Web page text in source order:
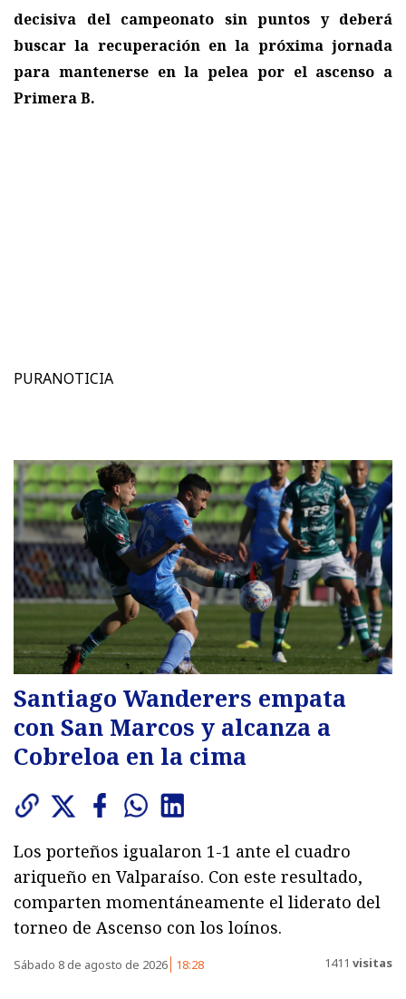
decisiva del campeonato sin puntos y deberá
buscar la recuperación en la próxima jornada
para mantenerse en la pelea por el ascenso a
Primera B.
PURANOTICIA
Santiago Wanderers empata
con San Marcos y alcanza a
Cobreloa en la cima
Los porteños igualaron 1-1 ante el cuadro
ariqueño en Valparaíso. Con este resultado,
comparten momentáneamente el liderato del
torneo de Ascenso con los loínos.
Sábado 8 de agosto de 2026 18:28 1411 visitas